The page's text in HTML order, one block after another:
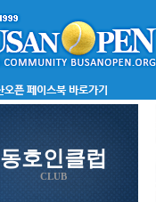
동호인클럽
CLUB